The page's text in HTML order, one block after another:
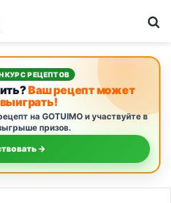
РЕЦЕПТОВ
Ваш рецепт может
выиграть!
на GOTUIMO и участвуйте в
призов.
→